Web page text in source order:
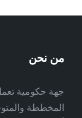
من نحن
جهة حكومية
المخططة